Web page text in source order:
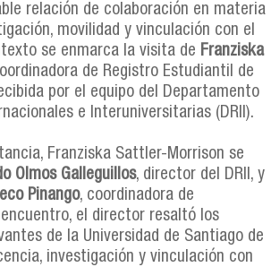
relación de colaboración en materia
movilidad y vinculación con el
se enmarca la visita de Franziska
de Registro Estudiantil de
por el equipo del Departamento
e Interuniversitarias (DRII).
Franziska Sattler-Morrison se
Olmos Galleguillos, director del DRII, y
Pinango, coordinadora de
encuentro, el director resaltó los
de la Universidad de Santiago de
investigación y vinculación con